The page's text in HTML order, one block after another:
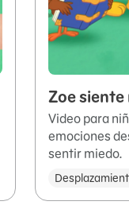
Zoe siente
Video para
emociones
sentir miedo.